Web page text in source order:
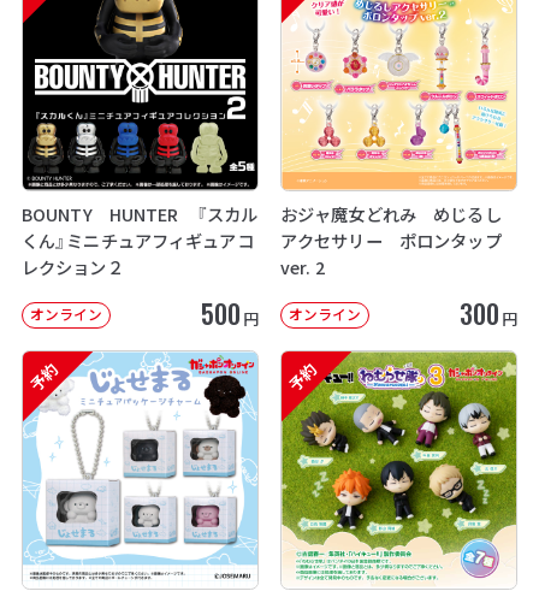
BOUNTY HUNTER 『スカル
くん』ミニチュアフィギュアコ
レクション２
オンライン 500 円
おジャ魔女どれみ めじるし
アクセサリー ポロンタップ
ver. 2
オンライン 300 円
予約 予約